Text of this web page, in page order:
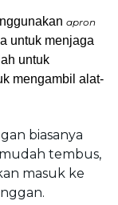
untuk menjaga
untuk
mengambil alat-
biasanya
tembus,
masuk ke